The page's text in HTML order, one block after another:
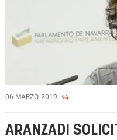
06 MARZO, 2019
ARANZADI